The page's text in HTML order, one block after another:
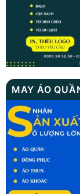
MAY ÁO